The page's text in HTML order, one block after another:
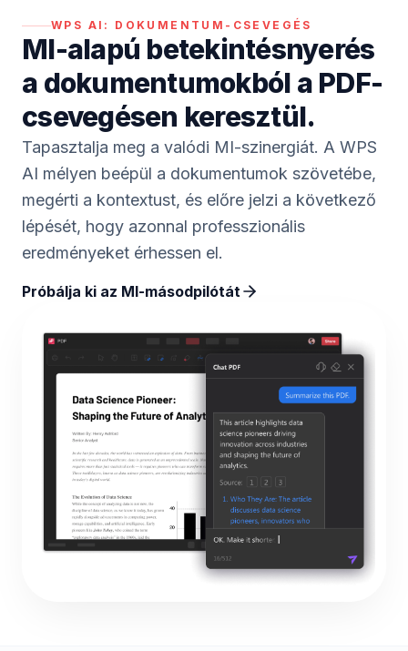
WPS AI: DOKUMENTUM-CSEVEGÉS
MI-alapú betekintésnyerés
a dokumentumokból a PDF-
csevegésen keresztül.
Tapasztalja meg a valódi MI-szinergiát. A WPS
AI mélyen beépül a dokumentumok szövetébe,
megérti a kontextust, és előre jelzi a következő
lépését, hogy azonnal professzionális
eredményeket érhessen el.
Próbálja ki az MI-másodpilótát